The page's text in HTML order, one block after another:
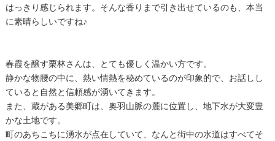
はっきり感じられます。そんな香りまで引き出せているのも、本当
に素晴らしいですね♪
春霞を醸す栗林さんは、とても優しく温かい方です。
静かな物腰の中に、熱い情熱を秘めているのが印象的で、お話しし
ていると自然と信頼感が湧いてきます。
また、蔵がある美郷町は、奥羽山脈の麓に位置し、地下水が大変豊
かな土地です。
町のあちこちに湧水が点在していて、なんと街中の水道はすべてそ